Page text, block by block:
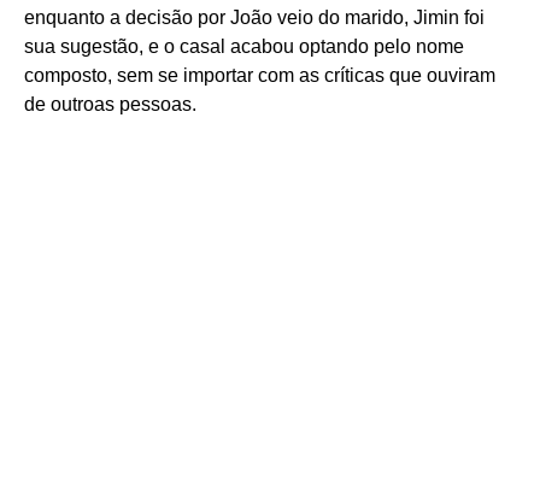
enquanto a decisão por João veio do marido, Jimin foi
sua sugestão, e o casal acabou optando pelo nome
composto, sem se importar com as críticas que ouviram
de outroas pessoas.